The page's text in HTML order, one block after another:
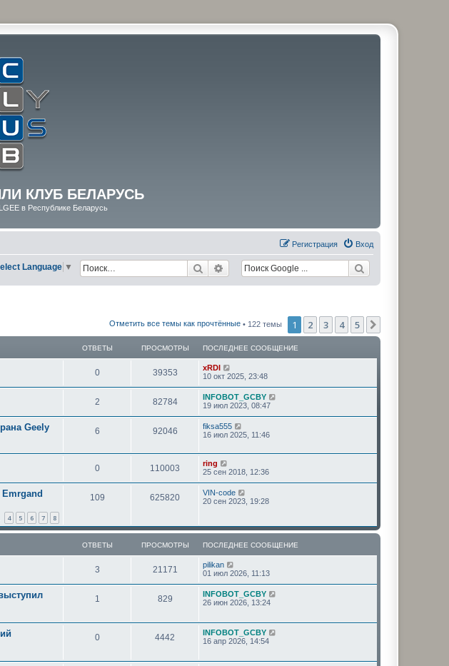
КЛУБ БЕЛАРУСЬ
в Республике Беларусь
Вход
Регистрация
Поиск Расширенный поиск
Language ▼
Отметить все темы как прочтённые • 122 темы 1 2 3 4 5
ОТВЕТЫ ПРОСМОТРЫ ПОСЛЕДНЕЕ СООБЩЕНИЕ
0 39353
xRDI
10 окт 2025, 23:48
2 82784
INFOBOT_GCBY
19 июл 2023, 08:47
Geely
6 92046
fiksa555
16 июл 2025, 11:46
0 110003
ring
25 сен 2018, 12:36
Emrgand
4 5 6 7 8
109 625820
VIN-code
20 сен 2023, 19:28
ОТВЕТЫ ПРОСМОТРЫ ПОСЛЕДНЕЕ СООБЩЕНИЕ
3 21171
pilikan
01 июл 2026, 11:13
1 829
INFOBOT_GCBY
26 июн 2026, 13:24
0 4442
INFOBOT_GCBY
16 апр 2026, 14:54